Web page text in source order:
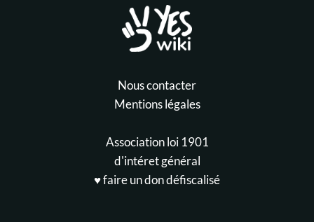
Nous contacter
Mentions légales
Association loi 1901
d'intéret général
♥️ faire un don défiscalisé